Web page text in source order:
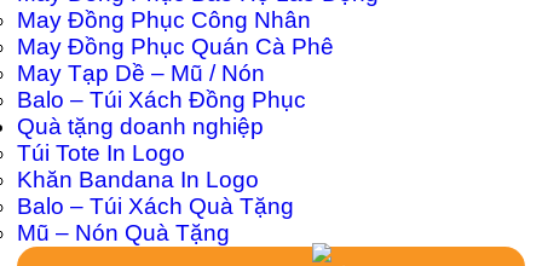
May Đồng Phục Công Nhân
May Đồng Phục Quán Cà Phê
May Tạp Dề – Mũ / Nón
Balo – Túi Xách Đồng Phục
Quà tặng doanh nghiệp
Túi Tote In Logo
Khăn Bandana In Logo
Balo – Túi Xách Quà Tặng
Mũ – Nón Quà Tặng